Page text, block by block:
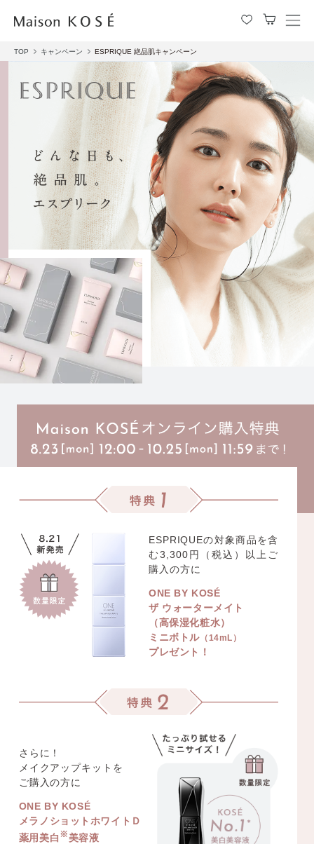
メ
TOP キャンペーン ESPRIQUE 絶品肌キャンペーン
ESPRIQUEの対象商品を含
む3,300円（税込）以上ご
購入の方に
ONE BY KOSÉ
ザ ウォーターメイト
（高保湿化粧水）
ミニボトル（14mL）
プレゼント！
さらに！
メイクアップキットを
ご購入の方に
ONE BY KOSÉ
メラノショットホワイトＤ
薬用美白 ※美容液